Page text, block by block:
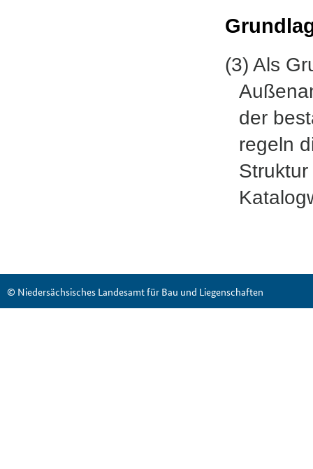
(3) Als
der
regeln
© Niedersächsisches Landesamt für Bau und Liegenschaften